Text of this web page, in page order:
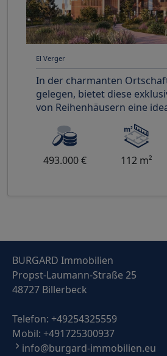
El Verger
In der charmanten
gelegen, bietet diese
von Reihenhäusern eine
Wohnumgebung für
493.000 €
112 m²
BURGARD Immobilien
Propst-Laumann-Straße 25
48727 Billerbeck
Telefon: +49254325559
Mobil: +491725300937
info@burgard-immobilien.eu